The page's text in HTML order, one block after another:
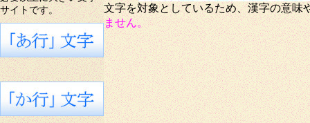
サイトです。
文字を対象としているため、漢字の意
ません。